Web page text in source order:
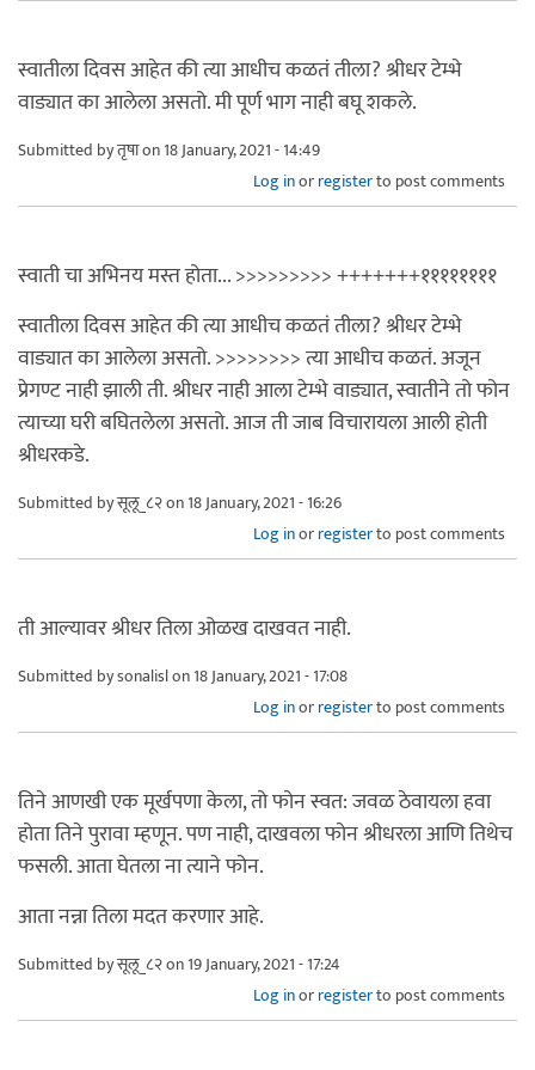
स्वातीला दिवस आहेत की त्या आधीच कळतं तीला? श्रीधर टेम्भे
वाड्यात का आलेला असतो. मी पूर्ण भाग नाही बघू शकले.
Submitted byतृषाon 18 January, 2021 - 14:49
Log inorregisterto post comments
स्वाती चा अभिनय मस्त होता... >>>>>>>>> +++++++११११११११
स्वातीला दिवस आहेत की त्या आधीच कळतं तीला? श्रीधर टेम्भे
वाड्यात का आलेला असतो. >>>>>>>> त्या आधीच कळतं. अजून
प्रेगण्ट नाही झाली ती. श्रीधर नाही आला टेम्भे वाड्यात, स्वातीने तो फोन
त्याच्या घरी बघितलेला असतो. आज ती जाब विचारायला आली होती
श्रीधरकडे.
Submitted byसूलू_८२on 18 January, 2021 - 16:26
Log inorregisterto post comments
ती आल्यावर श्रीधर तिला ओळख दाखवत नाही.
Submitted bysonalislon 18 January, 2021 - 17:08
Log inorregisterto post comments
तिने आणखी एक मूर्खपणा केला, तो फोन स्वत: जवळ ठेवायला हवा
होता तिने पुरावा म्हणून. पण नाही, दाखवला फोन श्रीधरला आणि तिथेच
फसली. आता घेतला ना त्याने फोन.
आता नन्ना तिला मदत करणार आहे.
Submitted byसूलू_८२on 19 January, 2021 - 17:24
Log inorregisterto post comments